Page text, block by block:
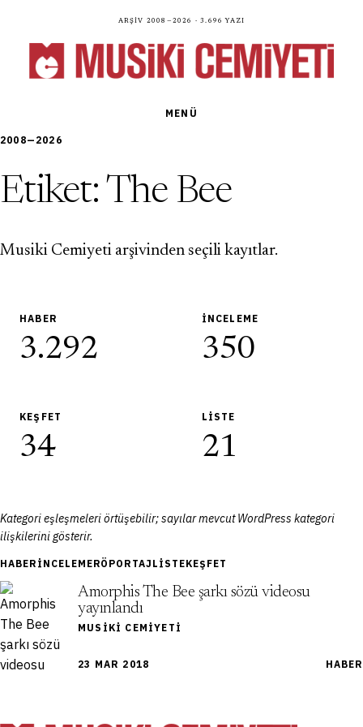
Arşiv 2008—2026 · 3.696 yazı
MENÜ
2008—2026
Etiket:The Bee
Musiki Cemiyeti arşivinden seçili kayıtlar.
HABER
3.292
İNCELEME
350
KEŞFET
34
LISTE
21
Kategori eşleşmeleri örtüşebilir; sayılar mevcut WordPress kategori
ilişkilerini gösterir.
HABER İNCELEMERÖPORTAJ LISTEKEŞFET
23 MAR 2018
Amorphis The Bee şarkı sözü videosu
yayınlandı
MUSIKI CEMIYETI
HABER